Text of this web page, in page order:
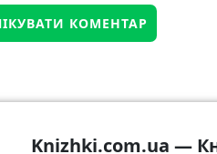
Knizhki.com.ua —